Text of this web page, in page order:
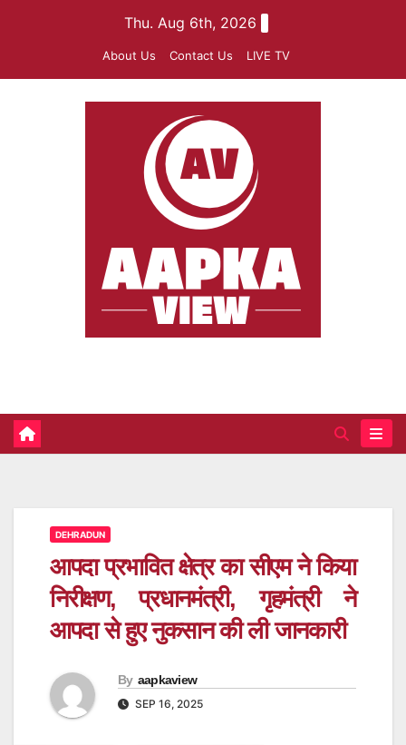
Thu. Aug 6th, 2026
About Us Contact Us LIVE TV
DEHRADUN
आपदा प्रभावित क्षेत्र का सीएम ने किया
निरीक्षण, प्रधानमंत्री, गृहमंत्री ने
आपदा से हुए नुकसान की ली जानकारी
By aapkaview
SEP 16, 2025